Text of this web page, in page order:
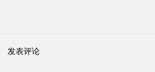
发表评论